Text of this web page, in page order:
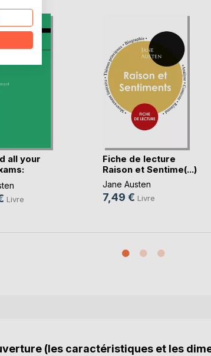
all your
Livre
Fiche de lecture
Raison et Sentime(...)
Jane Austen
7,49 € Livre
(les caractéristiques et les